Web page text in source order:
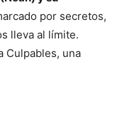
por secretos,
lleva al límite.
Culpables, una